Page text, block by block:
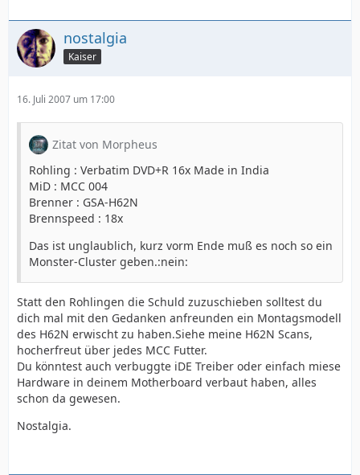
nostalgia
Kaiser
16. Juli 2007 um 17:00
Zitat von Morpheus
Rohling : Verbatim DVD+R 16x Made in India
MiD : MCC 004
Brenner : GSA-H62N
Brennspeed : 18x
Das ist unglaublich, kurz vorm Ende muß es noch so ein
Monster-Cluster geben.:nein:
Statt den Rohlingen die Schuld zuzuschieben solltest du
dich mal mit den Gedanken anfreunden ein Montagsmodell
des H62N erwischt zu haben.Siehe meine H62N Scans,
hocherfreut über jedes MCC Futter.
Du könntest auch verbuggte iDE Treiber oder einfach miese
Hardware in deinem Motherboard verbaut haben, alles
schon da gewesen.
Nostalgia.